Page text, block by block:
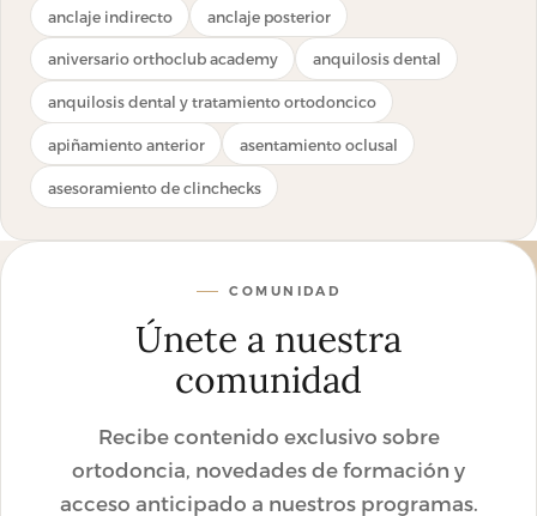
anclaje indirecto anclaje posterior
aniversario orthoclub academy anquilosis dental
anquilosis dental y tratamiento ortodoncico
apiñamiento anterior asentamiento oclusal
asesoramiento de clinchecks
COMUNIDAD
Únete a nuestra
comunidad
Recibe contenido exclusivo sobre
ortodoncia, novedades de formación y
acceso anticipado a nuestros programas.